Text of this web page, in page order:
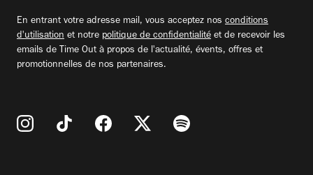
En entrant votre adresse mail, vous acceptez nos conditions
d'utilisation et notre politique de confidentialité et de recevoir les
emails de Time Out à propos de l'actualité, évents, offres et
promotionnelles de nos partenaires.